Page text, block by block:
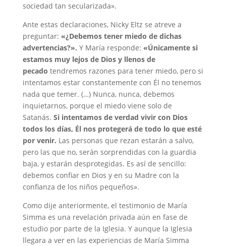
sociedad tan secularizada».
Ante estas declaraciones, Nicky Eltz se atreve a
preguntar: «¿Debemos tener miedo de dichas
advertencias?». Y María responde: «Únicamente si
estamos muy lejos de Dios y llenos de
pecado tendremos razones para tener miedo, pero si
intentamos estar constantemente con Él no tenemos
nada que temer. (…) Nunca, nunca, debemos
inquietarnos, porque el miedo viene solo de
Satanás. Si intentamos de verdad vivir con Dios
todos los días, Él nos protegerá de todo lo que esté
por venir. Las personas que rezan estarán a salvo,
pero las que no, serán sorprendidas con la guardia
baja, y estarán desprotegidas. Es así de sencillo:
debemos confiar en Dios y en su Madre con la
confianza de los niños pequeños».
Como dije anteriormente, el testimonio de María
Simma es una revelación privada aún en fase de
estudio por parte de la Iglesia. Y aunque la Iglesia
llegara a ver en las experiencias de María Simma